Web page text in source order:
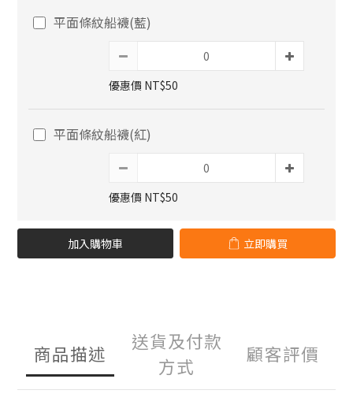
平面條紋船襪(藍)
優惠價 NT$50
平面條紋船襪(紅)
優惠價 NT$50
加入購物車 立即購買
商品描述
送貨及付款
方式
顧客評價